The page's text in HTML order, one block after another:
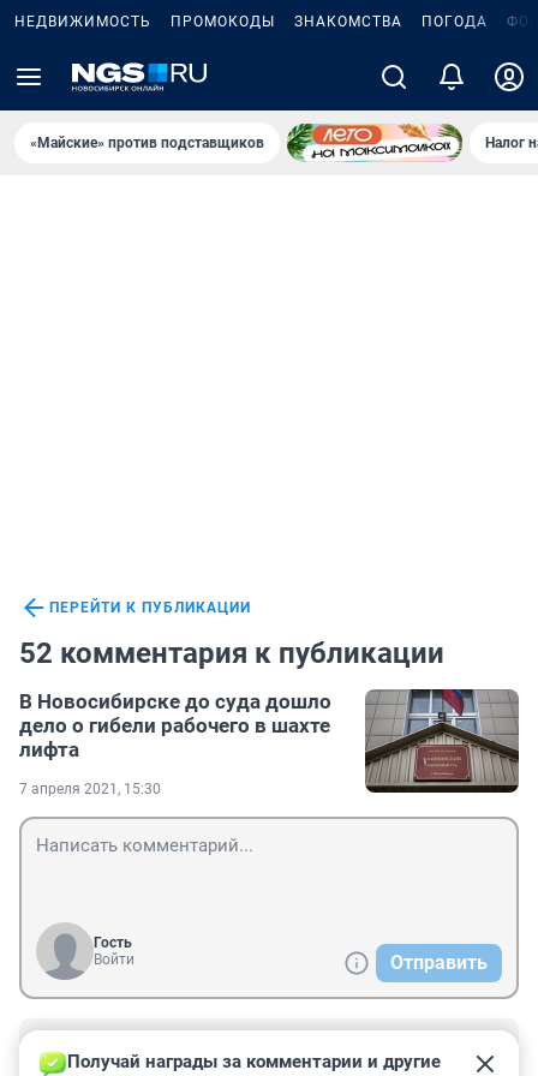
НЕДВИЖИМОСТЬ ПРОМОКОДЫ ЗНАКОМСТВА ПОГОДА
«Майские» против подставщиков Налог
ПЕРЕЙТИ К ПУБЛИКАЦИИ
52 комментария к публикации
В Новосибирске до суда дошло
дело о гибели рабочего в шахте
лифта
7 апреля 2021, 15:30
Гость
Войти
Отправить
7 апреля 2021, 23:29
Получай награды за комментарии и другие